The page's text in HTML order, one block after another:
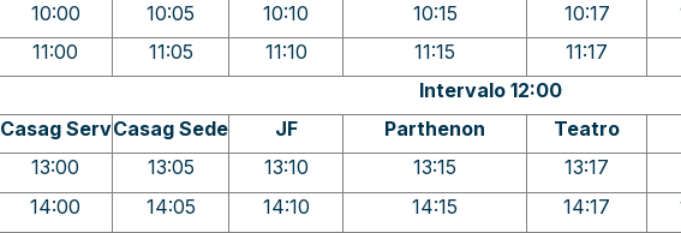
10:00 10:05 10:10 10:15 10:17
11:00 11:05 11:10 11:15 11:17
Intervalo 12:00
Casag ServCasag Sede JF Parthenon Teatro
13:00 13:05 13:10 13:15 13:17
14:00 14:05 14:10 14:15 14:17